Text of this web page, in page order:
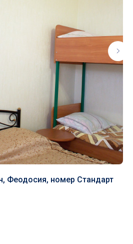
Феодосия, номер Стандарт